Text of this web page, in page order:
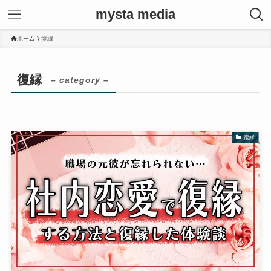
mysta media
ホーム 復縁
復縁 – category –
復縁